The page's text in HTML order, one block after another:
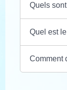
Quels
Quel est
Comment